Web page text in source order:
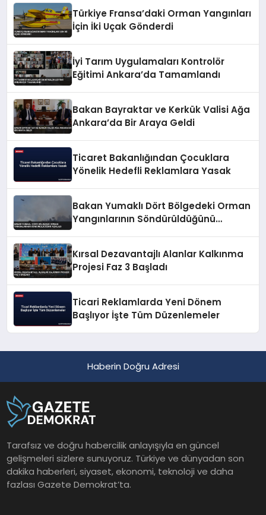
Türkiye Fransa’daki Orman Yangınları
İçin İki Uçak Gönderdi
İyi Tarım Uygulamaları Kontrolör
Eğitimi Ankara’da Tamamlandı
Bakan Bayraktar ve Kerkük Valisi Ağa
Ankara’da Bir Araya Geldi
Ticaret Bakanlığından Çocuklara
Yönelik Hedefli Reklamlara Yasak
Bakan Yumaklı Dört Bölgedeki Orman
Yangınlarının Söndürüldüğünü
Kırsal Dezavantajlı Alanlar Kalkınma
Projesi Faz 3 Başladı
Ticari Reklamlarda Yeni Dönem
Başlıyor İşte Tüm Düzenlemeler
Haberin Doğru Adresi
Tarafsız ve doğru habercilik anlayışıyla en güncel
gelişmeleri sizlere sunuyoruz. Türkiye ve dünyadan son
dakika haberleri, siyaset, ekonomi, teknoloji ve daha
fazlası Gazete Demokrat’ta.